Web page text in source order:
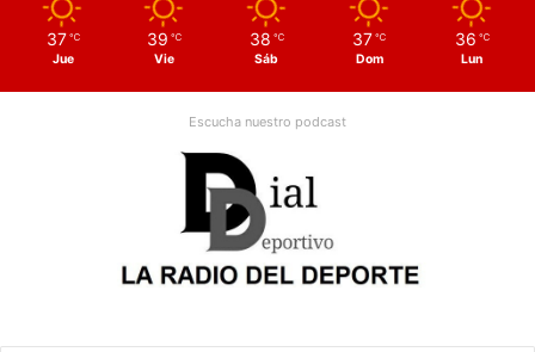
37 ℃
Jue
39 ℃
Vie
38 ℃
Sáb
37 ℃
Dom
36 ℃
Lun
Escucha nuestro podcast